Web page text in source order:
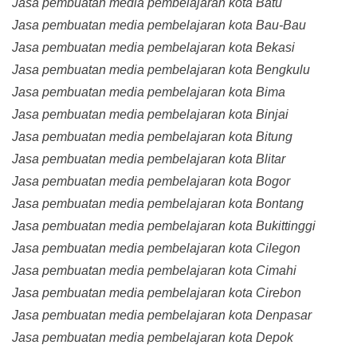
Jasa pembuatan media pembelajaran kota Batu
Jasa pembuatan media pembelajaran kota Bau-Bau
Jasa pembuatan media pembelajaran kota Bekasi
Jasa pembuatan media pembelajaran kota Bengkulu
Jasa pembuatan media pembelajaran kota Bima
Jasa pembuatan media pembelajaran kota Binjai
Jasa pembuatan media pembelajaran kota Bitung
Jasa pembuatan media pembelajaran kota Blitar
Jasa pembuatan media pembelajaran kota Bogor
Jasa pembuatan media pembelajaran kota Bontang
Jasa pembuatan media pembelajaran kota Bukittinggi
Jasa pembuatan media pembelajaran kota Cilegon
Jasa pembuatan media pembelajaran kota Cimahi
Jasa pembuatan media pembelajaran kota Cirebon
Jasa pembuatan media pembelajaran kota Denpasar
Jasa pembuatan media pembelajaran kota Depok